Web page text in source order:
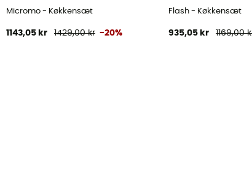
Micromo - Køkkensæt
1143,05 kr 1429,00 kr -20%
Flash - Køkkensæt
935,05 kr 1169,00